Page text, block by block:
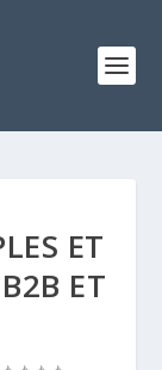
ET
ET